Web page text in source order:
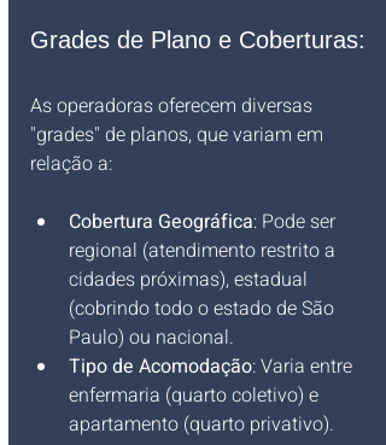
Grades de Plano e Coberturas:
As operadoras oferecem diversas
"grades" de planos, que variam em
relação a:
Cobertura Geográfica: Pode ser
regional (atendimento restrito a
cidades próximas), estadual
(cobrindo todo o estado de São
Paulo) ou nacional.
Tipo de Acomodação: Varia entre
enfermaria (quarto coletivo) e
apartamento (quarto privativo).